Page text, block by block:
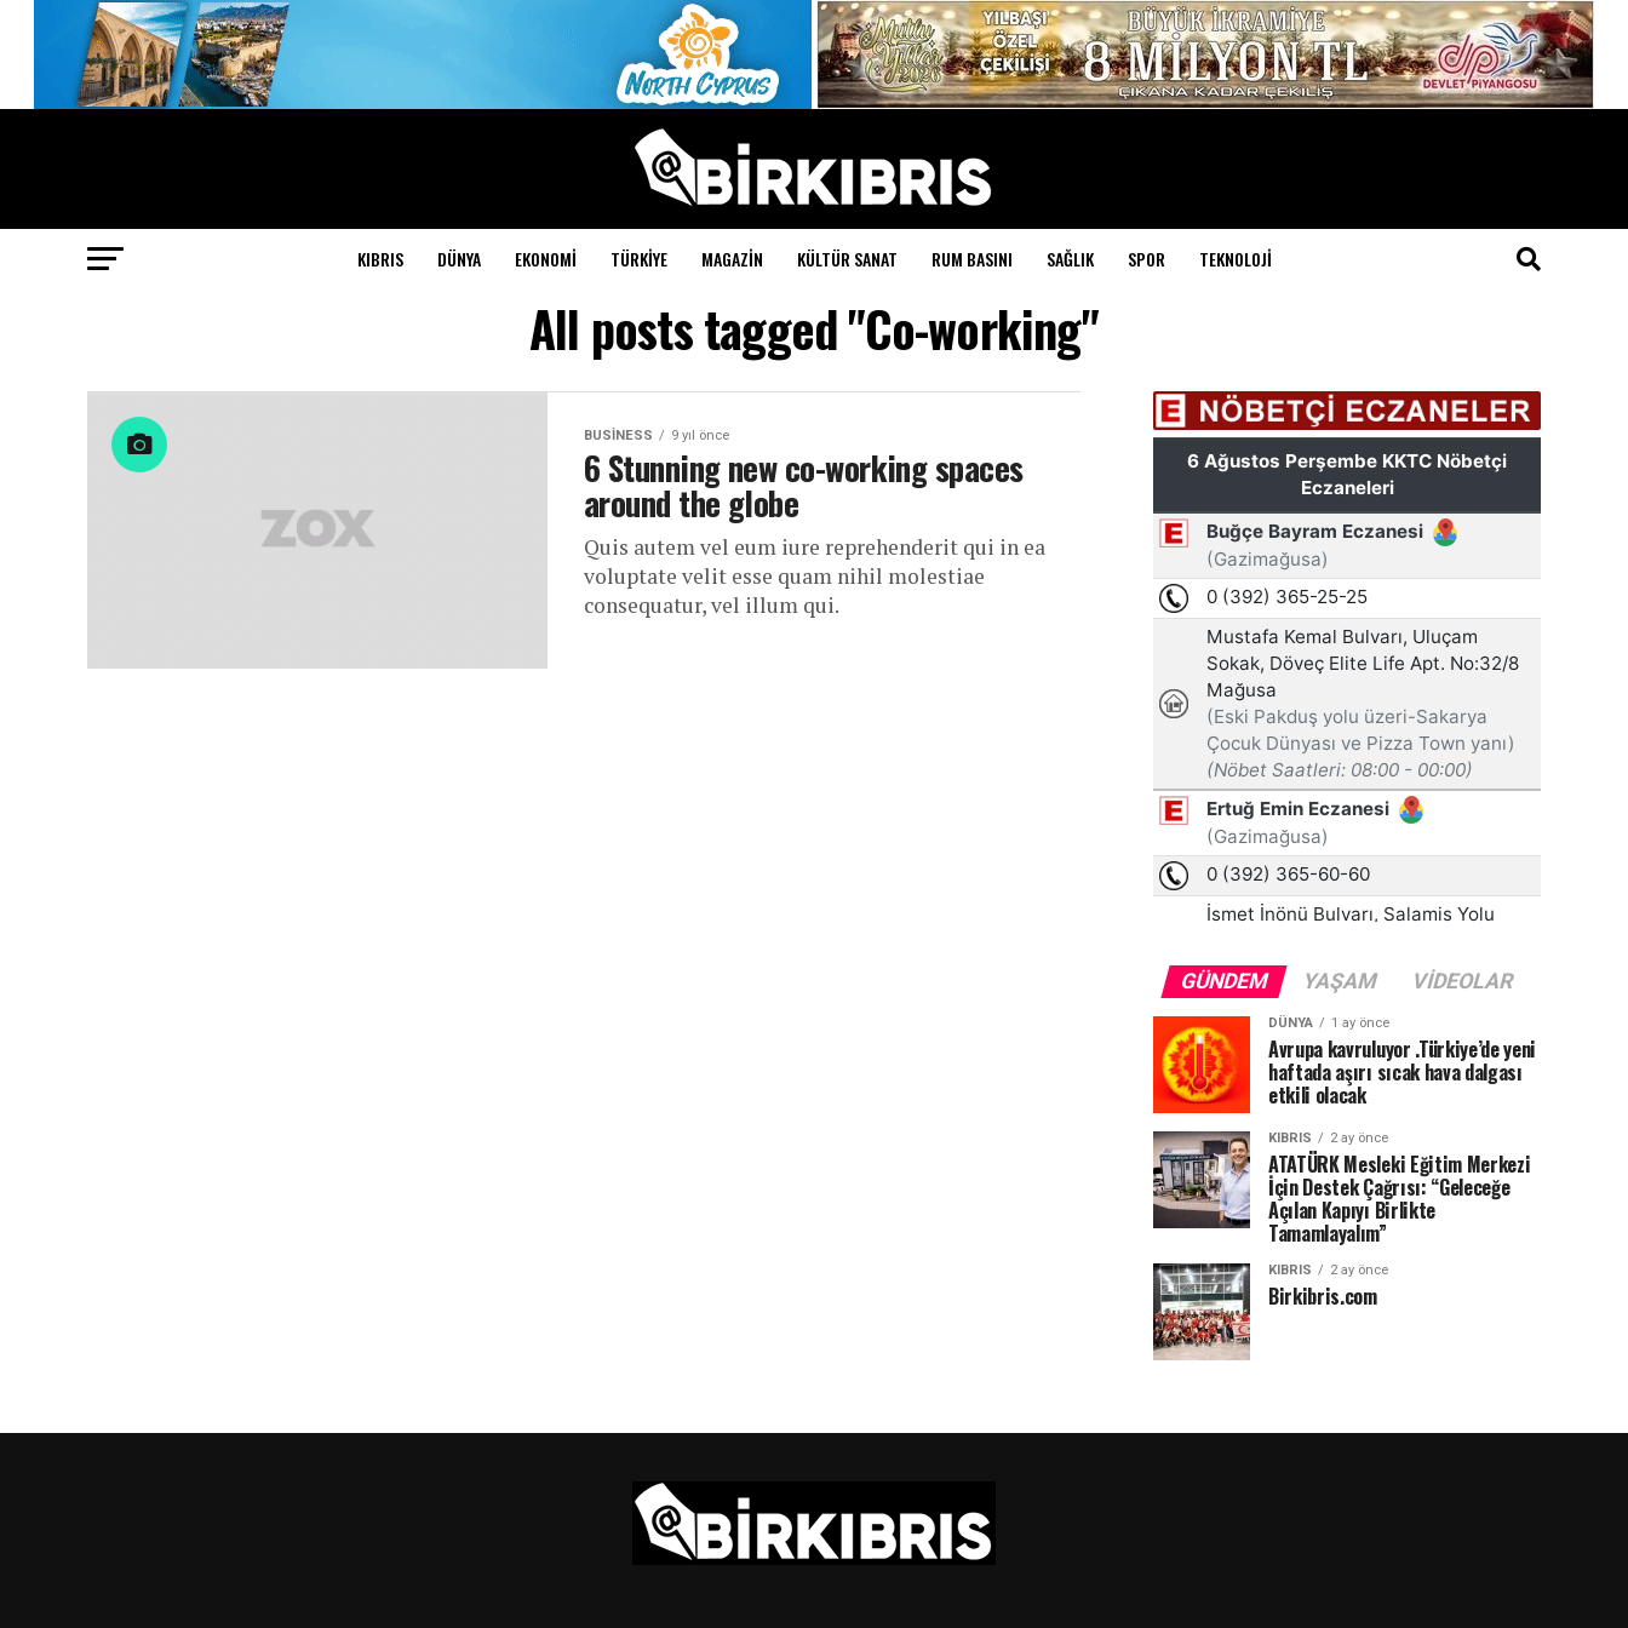
KIBRIS DÜNYA EKONOMI TÜRKIYE MAGAZIN KÜLTÜR SANAT RUM BASINI SAĞLIK SPOR TEKNOLOJI
All posts tagged "Co-working"
BUSINESS 9 yıl önce
6 Stunning new co-working spaces
around the globe
Quis autem vel eum iure reprehenderit qui in ea
voluptate velit esse quam nihil molestiae
consequatur, vel illum qui.
GÜNDEM YAŞAM VIDEOLAR
DÜNYA 1 ay önce
Avrupa kavruluyor .Türkiye’de yeni
haftada aşırı sıcak hava dalgası
etkili olacak
KIBRIS 2 ay önce
ATATÜRK Mesleki Eğitim Merkezi
İçin Destek Çağrısı: “Geleceğe
Açılan Kapıyı Birlikte
Tamamlayalım”
KIBRIS 2 ay önce
Birkibris.com